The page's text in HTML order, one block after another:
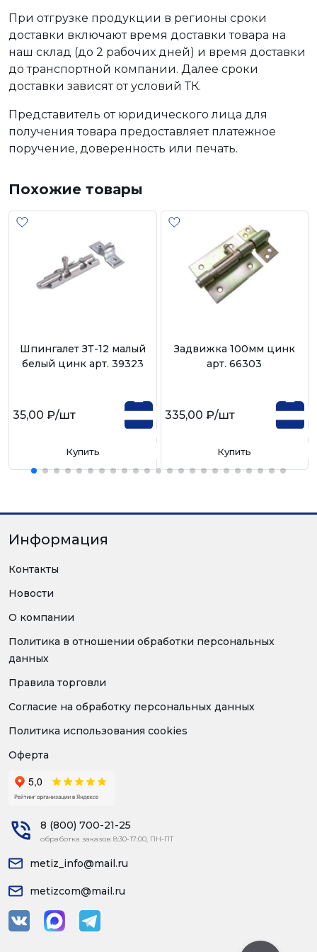
При отгрузке продукции в регионы сроки
доставки включают время доставки товара на
наш склад (до 2 рабочих дней) и время доставки
до транспортной компании. Далее сроки
доставки зависят от условий ТК.
Представитель от юридического лица для
получения товара предоставляет платежное
поручение, доверенность или печать.
Похожие товары
Шпингалет ЗТ-12 малый
белый цинк арт. 39323
35,00 ₽/шт
Купить
Задвижка 100мм цинк
арт. 66303
335,00 ₽/шт
Купить
Информация
Контакты
Новости
О компании
Политика в отношении обработки персональных
данных
Правила торговли
Согласие на обработку персональных данных
Политика использования cookies
Оферта
8 (800) 700-21-25
обработка заказов 8:30-17:00, ПН-ПТ
metiz_info@mail.ru
metizcom@mail.ru